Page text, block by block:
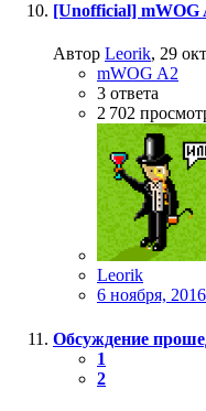
[Unofficial] mWOG
Автор Leorik, 29
mWOG A2
3 ответа
2 702
Leorik
6 ноября, 2016
Обсуждение
1
2